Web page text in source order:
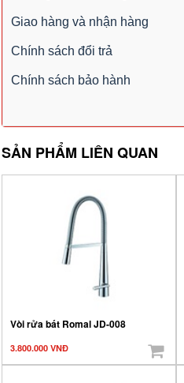
Giao hàng và nhận hàng
Chính sách đổi trả
Chính sách bảo hành
SẢN PHẨM LIÊN QUAN
Vòi rửa bát Romal JD-008
3.800.000 VNĐ